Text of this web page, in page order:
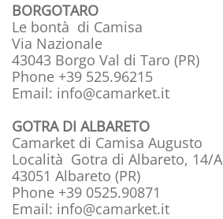
BORGOTARO
Le bontà di Camisa
Via Nazionale
43043 Borgo Val di Taro (PR)
Phone +39 525.96215
Email: info@camarket.it
GOTRA DI ALBARETO
Camarket di Camisa Augusto
Località Gotra di Albareto, 14/A
43051 Albareto (PR)
Phone +39 0525.90871
Email: info@camarket.it